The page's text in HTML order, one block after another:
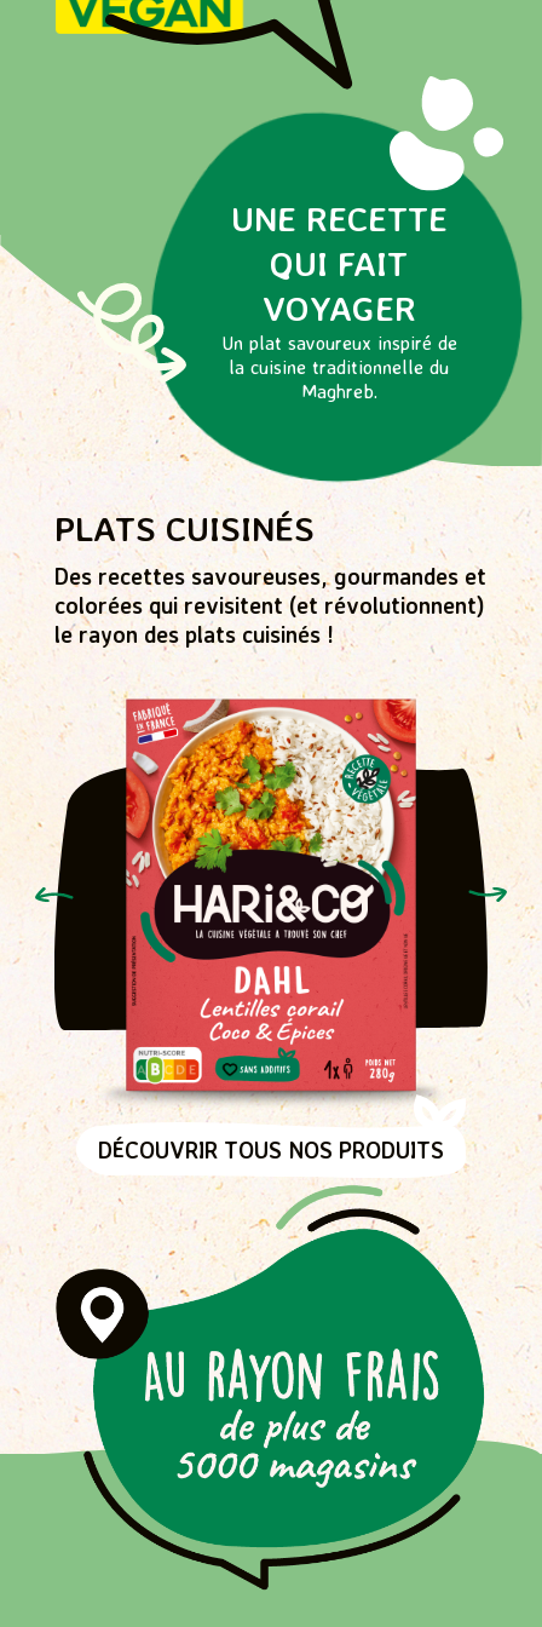
Peut contenir des traces de moutarde, céleri.
UNE RECETTE
QUI FAIT
VOYAGER
Un plat savoureux inspiré de
la cuisine traditionnelle du
Maghreb.
PLATS CUISINÉS
Des recettes savoureuses, gourmandes et
colorées qui revisitent (et révolutionnent)
le rayon des plats cuisinés !
DÉCOUVRIR TOUS NOS PRODUITS
Passer
interactive